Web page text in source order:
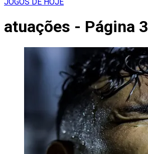
atuações - Página 3